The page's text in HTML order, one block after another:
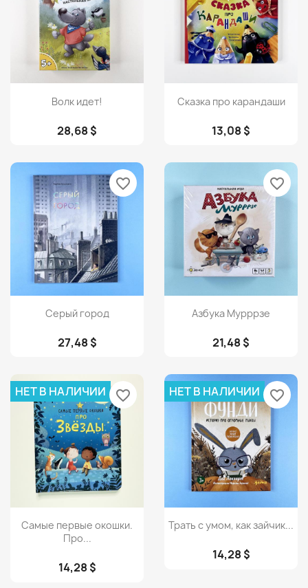
Просмотр
Волк идет!
28,68 $
Просмотр
Сказка про карандаши
13,08 $
Просмотр
Серый город
27,48 $
favorite_border
Просмотр
Азбука Мурррзе
21,48 $
favorite_border
 Просмотр
Самые первые окошки.
Про...
14,28 $
НЕТ В НАЛИЧИИ favorite_border
Просмотр
Трать с умом, как зайчик...
14,28 $
НЕТ В НАЛИЧИИ favorite_border